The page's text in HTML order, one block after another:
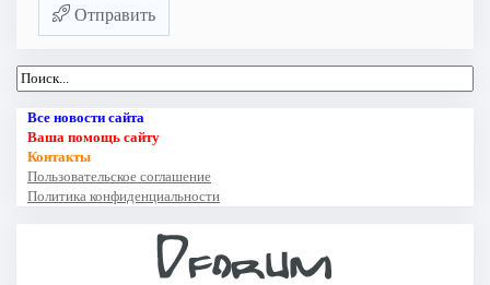
Отправить
Все новости сайта
Ваша помощь сайту
Контакты
Пользовательское соглашение
Политика конфиденциальности